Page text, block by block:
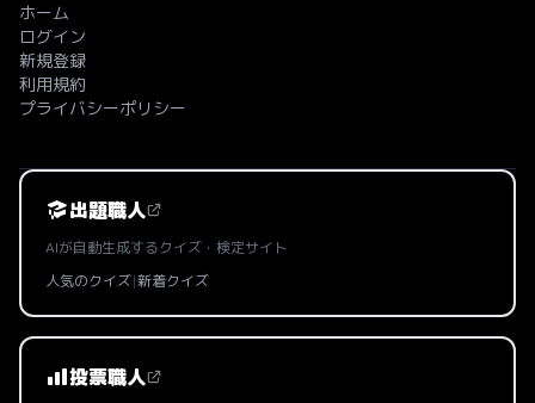
ホーム
ログイン
新規登録
利用規約
プライバシーポリシー
出題職人
AIが自動生成するクイズ・検定サイト
人気のクイズ|新着クイズ
投票職人